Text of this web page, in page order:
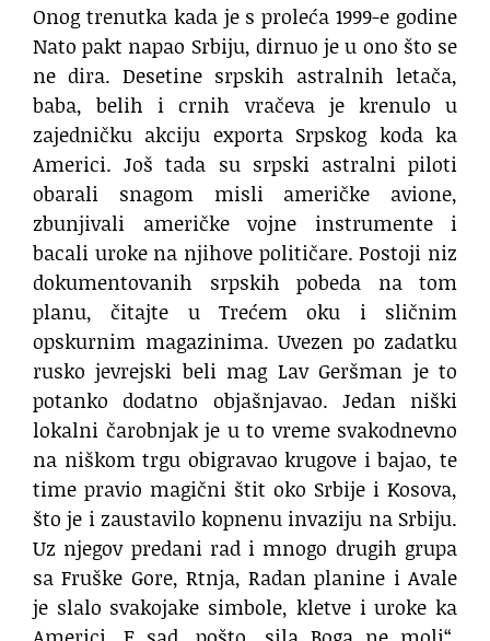
Onog trenutka kada je s proleća 1999-e godine
Nato pakt napao Srbiju, dirnuo je u ono što se
ne dira. Desetine srpskih astralnih letača,
baba, belih i crnih vračeva je krenulo u
zajedničku akciju exporta Srpskog koda ka
Americi. Još tada su srpski astralni piloti
obarali snagom misli američke avione,
zbunjivali američke vojne instrumente i
bacali uroke na njihove političare. Postoji niz
dokumentovanih srpskih pobeda na tom
planu, čitajte u Trećem oku i sličnim
opskurnim magazinima. Uvezen po zadatku
rusko jevrejski beli mag Lav Geršman je to
potanko dodatno objašnjavao. Jedan niški
lokalni čarobnjak je u to vreme svakodnevno
na niškom trgu obigravao krugove i bajao, te
time pravio magični štit oko Srbije i Kosova,
što je i zaustavilo kopnenu invaziju na Srbiju.
Uz njegov predani rad i mnogo drugih grupa
sa Fruške Gore, Rtnja, Radan planine i Avale
je slalo svakojake simbole, kletve i uroke ka